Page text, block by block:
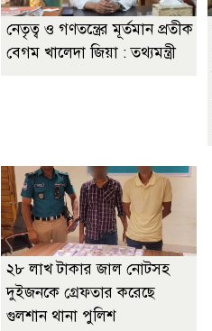
নেতৃত্ব ও গণতন্ত্রের মূর্তমান প্রতীক
বেগম খালেদা জিয়া : তথ্যমন্ত্রী
২৮ লাখ টাকার জাল নোটসহ
দুইজনকে গ্রেফতার করেছে
গুলশান থানা পুলিশ